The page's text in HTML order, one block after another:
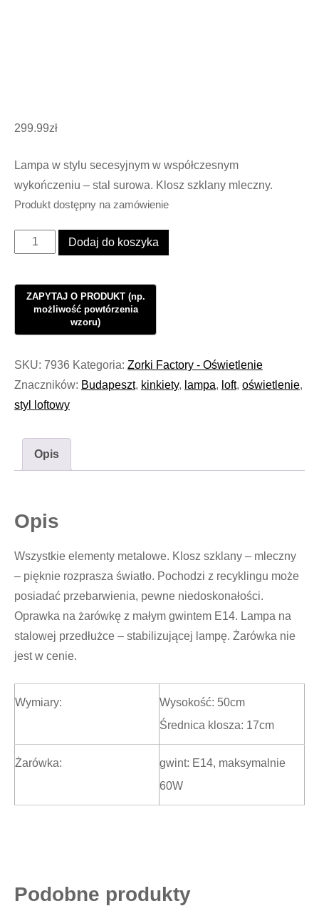
299.99zł
Lampa w stylu secesyjnym w współczesnym
wykończeniu – stal surowa. Klosz szklany mleczny.
Produkt dostępny na zamówienie
ilość
Oświetlenie
#1035
Dodaj do koszyka
SKU: 7936 Kategoria: Zorki Factory - Oświetlenie
Znaczników: Budapeszt, kinkiety, lampa, loft, oświetlenie,
styl loftowy
Opis
Opis
Wszystkie elementy metalowe. Klosz szklany – mleczny
– pięknie rozprasza światło. Pochodzi z recyklingu może
posiadać przebarwienia, pewne niedoskonałości.
Oprawka na żarówkę z małym gwintem E14. Lampa na
stalowej przedłużce – stabilizującej lampę. Żarówka nie
jest w cenie.
Wymiary:
Wysokość: 50cm
Średnica klosza: 17cm
Żarówka:
gwint: E14, maksymalnie
60W
Podobne produkty